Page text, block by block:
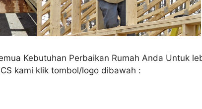
Kebutuhan Perbaikan Rumah Anda Untuk
kami klik tombol/logo dibawah :